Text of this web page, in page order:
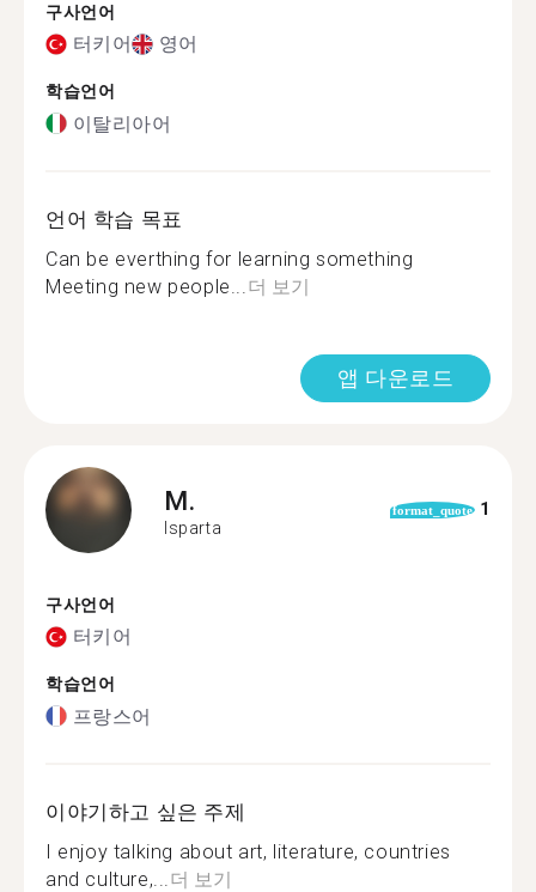
구사언어
터키어 영어
학습언어
이탈리아어
언어 학습 목표
Can be everthing for learning something
Meeting new people... 더 보기
앱 다운로드
M.
Isparta
format_quote 1
구사언어
터키어
학습언어
프랑스어
이야기하고 싶은 주제
I enjoy talking about art, literature, countries
and culture,... 더 보기